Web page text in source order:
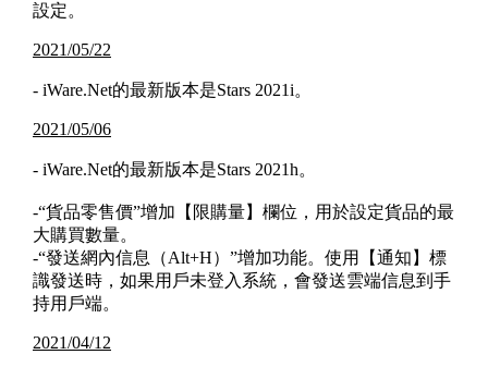
設定。
2021/05/22
- iWare.Net的最新版本是Stars 2021i。
2021/05/06
- iWare.Net的最新版本是Stars 2021h。
-“貨品零售價”增加【限購量】欄位，用於設定貨品的最
大購買數量。
-“發送網內信息（Alt+H）”增加功能。使用【通知】標
識發送時，如果用戶未登入系統，會發送雲端信息到手
持用戶端。
2021/04/12